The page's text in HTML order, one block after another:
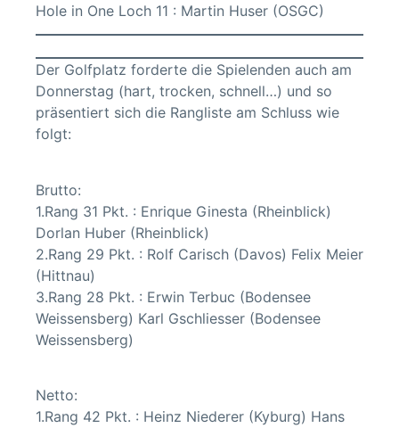
Hole in One Loch 11 : Martin Huser (OSGC)
Der Golfplatz forderte die Spielenden auch am
Donnerstag (hart, trocken, schnell…) und so
präsentiert sich die Rangliste am Schluss wie
folgt:
Brutto:
1.Rang 31 Pkt. : Enrique Ginesta (Rheinblick)
Dorlan Huber (Rheinblick)
2.Rang 29 Pkt. : Rolf Carisch (Davos) Felix Meier
(Hittnau)
3.Rang 28 Pkt. : Erwin Terbuc (Bodensee
Weissensberg) Karl Gschliesser (Bodensee
Weissensberg)
Netto:
1.Rang 42 Pkt. : Heinz Niederer (Kyburg) Hans